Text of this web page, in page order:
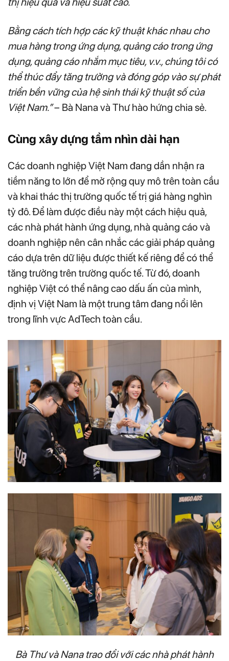
Bằng cách tích hợp các kỹ thuật khác nhau cho
mua hàng trong ứng dụng, quảng cáo trong ứng
dụng, quảng cáo nhắm mục tiêu, v.v., chúng tôi có
thể thúc đẩy tăng trưởng và đóng góp vào sự phát
triển bền vững của hệ sinh thái kỹ thuật số của
Việt Nam.”– Bà Nana và Thư hào hứng chia sẻ.
Cùng xây dựng tầm nhìn dài hạn
Các doanh nghiệp Việt Nam đang dần nhận ra
tiềm năng to lớn để mở rộng quy mô trên toàn cầu
và khai thác thị trường quốc tế trị giá hàng nghìn
tỷ đô. Để làm được điều này một cách hiệu quả,
các nhà phát hành ứng dụng, nhà quảng cáo và
doanh nghiệp nên cân nhắc các giải pháp quảng
cáo dựa trên dữ liệu được thiết kế riêng để có thể
tăng trưởng trên trường quốc tế. Từ đó, doanh
nghiệp Việt có thể nâng cao dấu ấn của mình,
định vị Việt Nam là một trung tâm đang nổi lên
trong lĩnh vực AdTech toàn cầu.​
Bà Thư và Nana trao đổi với các nhà phát hành